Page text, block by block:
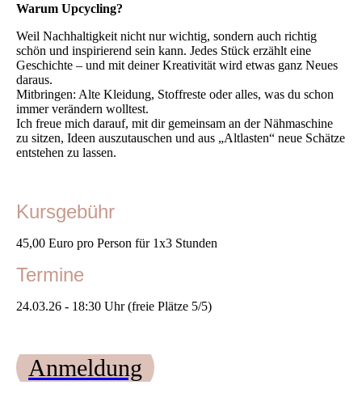
Warum Upcycling?
Weil Nachhaltigkeit nicht nur wichtig, sondern auch richtig
schön und inspirierend sein kann. Jedes Stück erzählt eine
Geschichte – und mit deiner Kreativität wird etwas ganz Neues
daraus.
Mitbringen: Alte Kleidung, Stoffreste oder alles, was du schon
immer verändern wolltest.
Ich freue mich darauf, mit dir gemeinsam an der Nähmaschine
zu sitzen, Ideen auszutauschen und aus „Altlasten“ neue Schätze
entstehen zu lassen.
Kursgebühr
45,00 Euro pro Person für 1x3 Stunden
Termine
24.03.26 - 18:30 Uhr (freie Plätze 5/5)
Anmeldung